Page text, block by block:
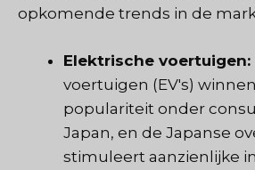
opkomende trends in de
Elektrische voertuigen:
voertuigen (EV's)
populariteit onder
Japan, en de Japanse
stimuleert aanzienlijke